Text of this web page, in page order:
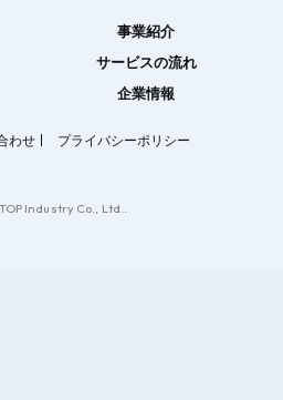
事業紹介
サービスの流れ
企業情報
わせ プライバシーポリシー
Industry Co., Ltd..